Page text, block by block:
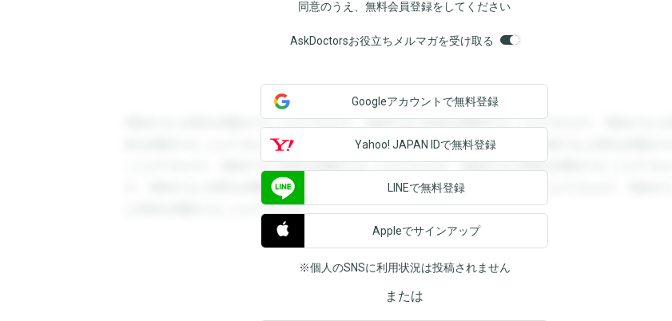
同意のうえ、無料会員登録をしてください
AskDoctorsお役立ちメルマガを受け取る
登録すると回答を閲覧することができます。登録すると回答を閲覧することができます。登録すると回
答を閲覧することができます。登録すると回答を閲覧することができます。登録すると回答を閲覧する
ことができます。登録すると回答を閲覧することができます。登録すると回答を閲覧することができま
す。登録すると回答を閲覧することができます。登録すると回答を閲覧することができます。登録する
と回答を閲覧することができます。
Googleアカウントで無料登録
Yahoo! JAPAN IDで無料登録
LINEで無料登録
Appleでサインアップ
※個人のSNSに利用状況は投稿されません
または